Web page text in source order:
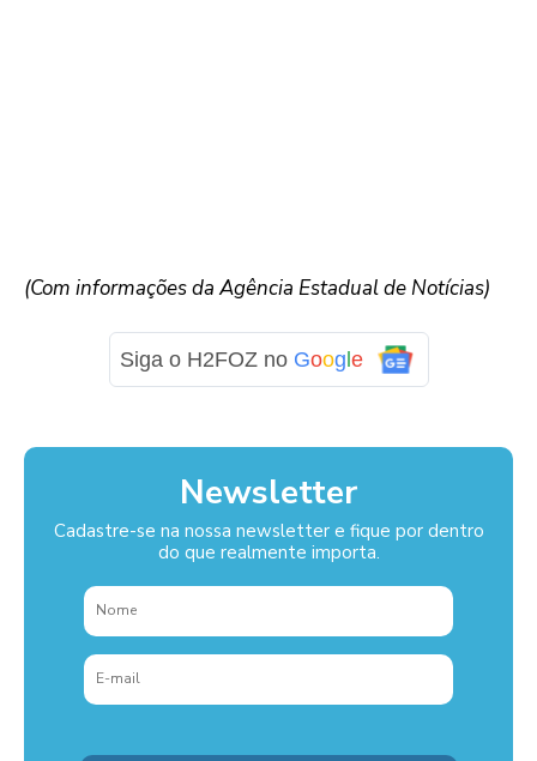
(Com informações da Agência Estadual de Notícias)
Siga o H2FOZ no Goog e
Newsletter
Cadastre-se na nossa newsletter e fique por dentro
do que realmente importa.